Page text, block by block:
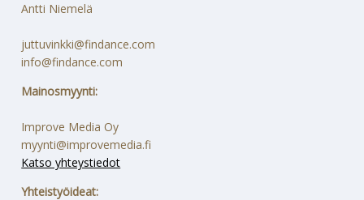
Antti Niemelä
juttuvinkki@findance.com
info@findance.com
Mainosmyynti:
Improve Media Oy
myynti@improvemedia.fi
Katso yhteystiedot
Yhteistyöideat: